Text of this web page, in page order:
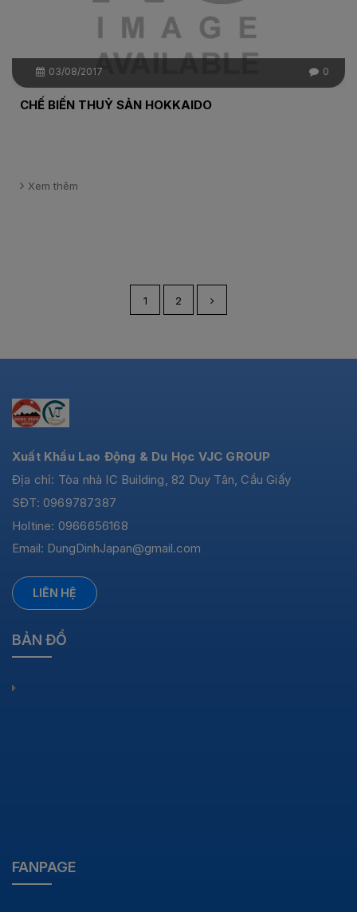
03/08/2017 0
CHẾ BIẾN THUỶ SẢN HOKKAIDO
Xem thêm
1 2
Xuất Khẩu Lao Động & Du Học VJC GROUP
Địa chỉ: Tòa nhà IC Building, 82 Duy Tân, Cầu Giấy
SĐT: 0969787387
Holtine: 0966656168
Email: DungDinhJapan@gmail.com
LIÊN HỆ
BẢN ĐỒ
FANPAGE